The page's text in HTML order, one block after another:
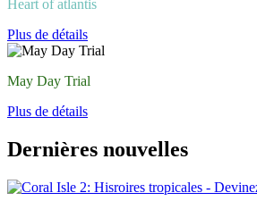
Heart of atlantis
Plus de détails
May Day Trial
Plus de détails
Dernières nouvelles